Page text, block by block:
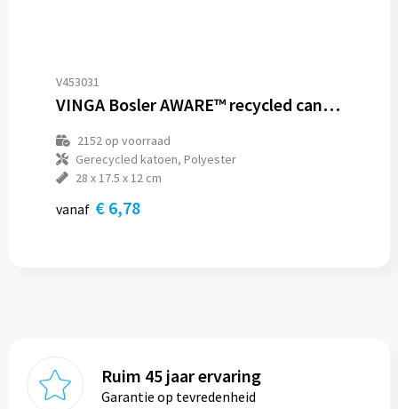
V453031
VINGA Bosler AWARE™ recycled canvas cap
2152op voorraad
Gerecycled katoen, Polyester
28 x 17.5 x 12 cm
vanaf € 6,78
Ruim 45 jaar ervaring
Garantie op tevredenheid